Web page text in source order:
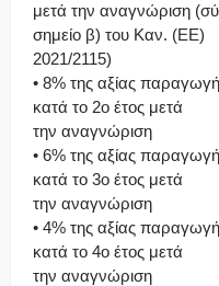
μετά την αναγνώριση
σημείο β) του Καν. (ΕΕ)
2021/2115)
• 8% της αξίας
κατά το 2ο έτος μετά
την αναγνώριση
• 6% της αξίας
κατά το 3ο έτος μετά
την αναγνώριση
• 4% της αξίας
κατά το 4ο έτος μετά
την αναγνώριση